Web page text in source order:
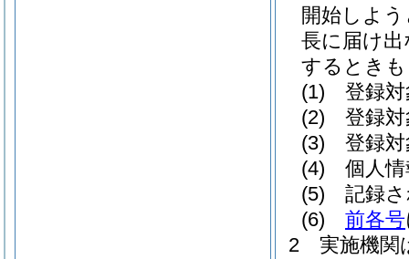
開始しよ
長に届け
するとき
(1)
登録
(2)
登録
(3)
登録
(4)
個人
(5)
記録
(6)
前各号
2
実施機関